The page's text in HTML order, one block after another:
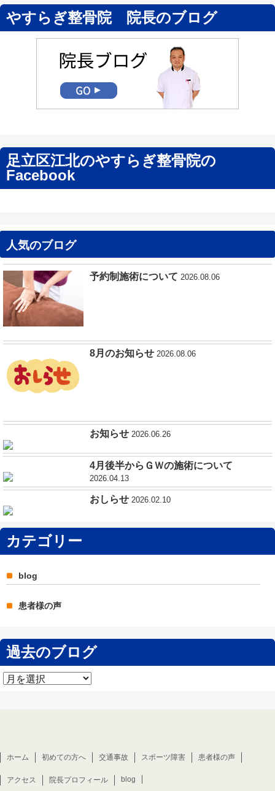
やすらぎ整骨院 院長のブログ
足立区江北のやすらぎ整骨院の
Facebook
人気のブログ
予約制施術について 2026.08.06
8月のお知らせ 2026.08.06
お知らせ 2026.06.26
4月後半からＧＷの施術について
2026.04.13
おしらせ 2026.02.10
カテゴリー
blog
患者様の声
過去のブログ
過
ホーム 初めての方へ 交通事故 スポーツ障害 患者様の声
アクセス 院長プロフィール blog